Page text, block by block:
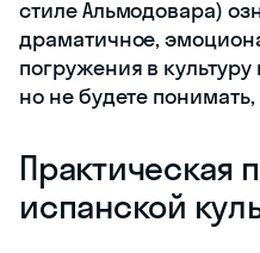
стиле Альмодовара)
драматичное,
погружения в
но не будете понимать,
Практическая
испанской